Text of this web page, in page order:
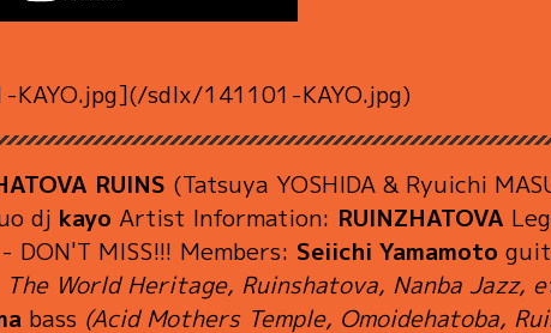
sdlx/141101-KAYO.jpg)
RUINS (Tatsuya YOSHIDA & Ryuichi
dj kayo Artist Information: RUINZHATOVA
MISS!!! Members: Seiichi Yamamoto
World Heritage, Ruinshatova, Nanba Jazz,
bass (Acid Mothers Temple, Omoidehatoba,